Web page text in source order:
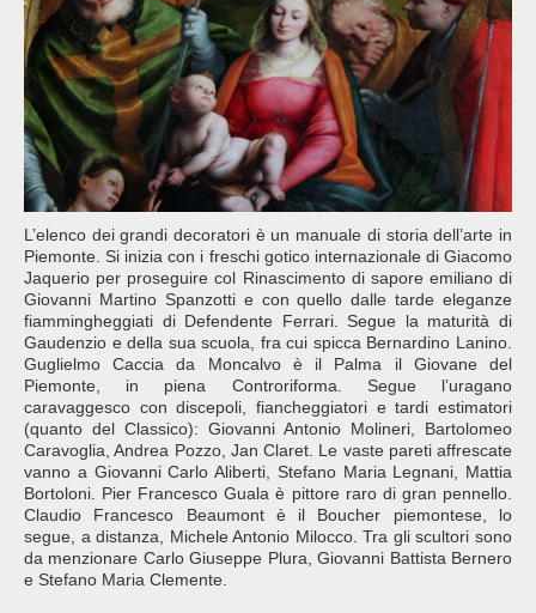
L’elenco dei grandi decoratori è un manuale di storia dell’arte in
Piemonte. Si inizia con i freschi gotico internazionale di Giacomo
Jaquerio per proseguire col Rinascimento di sapore emiliano di
Giovanni Martino Spanzotti e con quello dalle tarde eleganze
fiammingheggiati di Defendente Ferrari. Segue la maturità di
Gaudenzio e della sua scuola, fra cui spicca Bernardino Lanino.
Guglielmo Caccia da Moncalvo è il Palma il Giovane del
Piemonte, in piena Controriforma. Segue l’uragano
caravaggesco con discepoli, fiancheggiatori e tardi estimatori
(quanto del Classico): Giovanni Antonio Molineri, Bartolomeo
Caravoglia, Andrea Pozzo, Jan Claret. Le vaste pareti affrescate
vanno a Giovanni Carlo Aliberti, Stefano Maria Legnani, Mattia
Bortoloni. Pier Francesco Guala è pittore raro di gran pennello.
Claudio Francesco Beaumont è il Boucher piemontese, lo
segue, a distanza, Michele Antonio Milocco. Tra gli scultori sono
da menzionare Carlo Giuseppe Plura, Giovanni Battista Bernero
e Stefano Maria Clemente.